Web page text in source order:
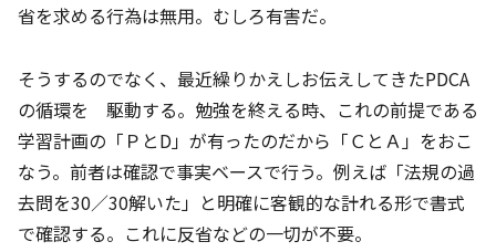
省を求める行為は無用。むしろ有害だ。
そうするのでなく、最近繰りかえしお伝えしてきたPDCA
の循環を 駆動する。勉強を終える時、これの前提である
学習計画の「ＰとD」が有ったのだから「ＣとＡ」をおこ
なう。前者は確認で事実ベースで行う。例えば「法規の過
去問を30／30解いた」と明確に客観的な計れる形で書式
で確認する。これに反省などの一切が不要。